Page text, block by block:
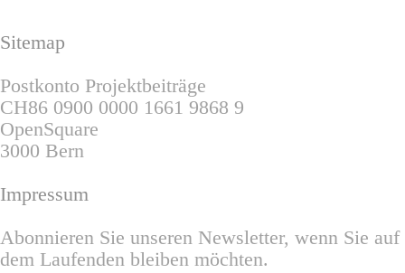
Sitemap
Postkonto Projektbeiträge
CH86 0900 0000 1661 9868 9
OpenSquare
3000 Bern
Impressum
Abonnieren Sie unseren Newsletter, wenn Sie auf
dem Laufenden bleiben möchten.